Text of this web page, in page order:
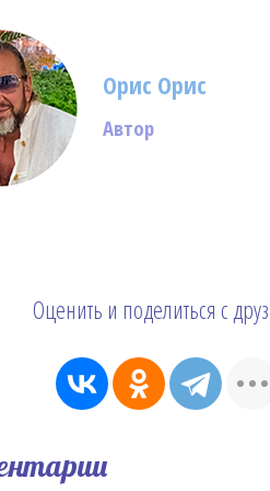
Орис Орис
Автор
Оценить и поделиться с